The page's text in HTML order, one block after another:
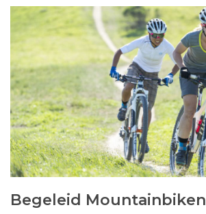
Begeleid Mountainbiken